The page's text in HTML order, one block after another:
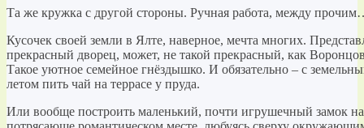
Та же кружка с другой стороны. Ручная работа, между
Кусочек своей земли в Ялте, наверное, мечта многих.
прекрасный дворец, может, не такой прекрасный, как
Такое уютное семейное гнёздышко. И обязательно – с
летом пить чай на террасе у пруда.
Или вообще построить маленький, почти игрушечный замок